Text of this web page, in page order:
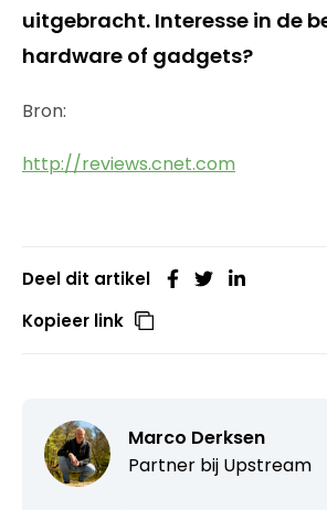
uitgebracht. Interesse in de
hardware of gadgets?
Bron:
http://reviews.cnet.com
Deel dit artikel
Kopieer link
Marco Derksen
Partner bij Upstream